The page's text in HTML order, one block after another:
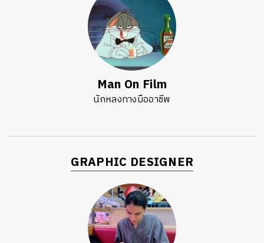
Man On Film
นักหลงทางมืออาชีพ
GRAPHIC DESIGNER